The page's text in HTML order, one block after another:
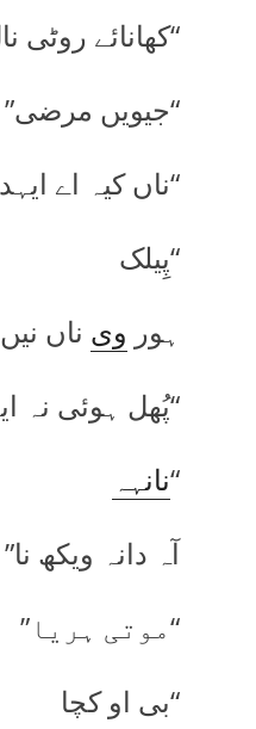
“کھانائے روٹی
“جیویں مرضی”
“ناں کیہ اے
“پِیلک
ہور وی ناں
“پُھل ہوئی نہ
“نانہہ
آہ دانہ ویکھ نا”
“موتی ہریا”
“بی او کچا